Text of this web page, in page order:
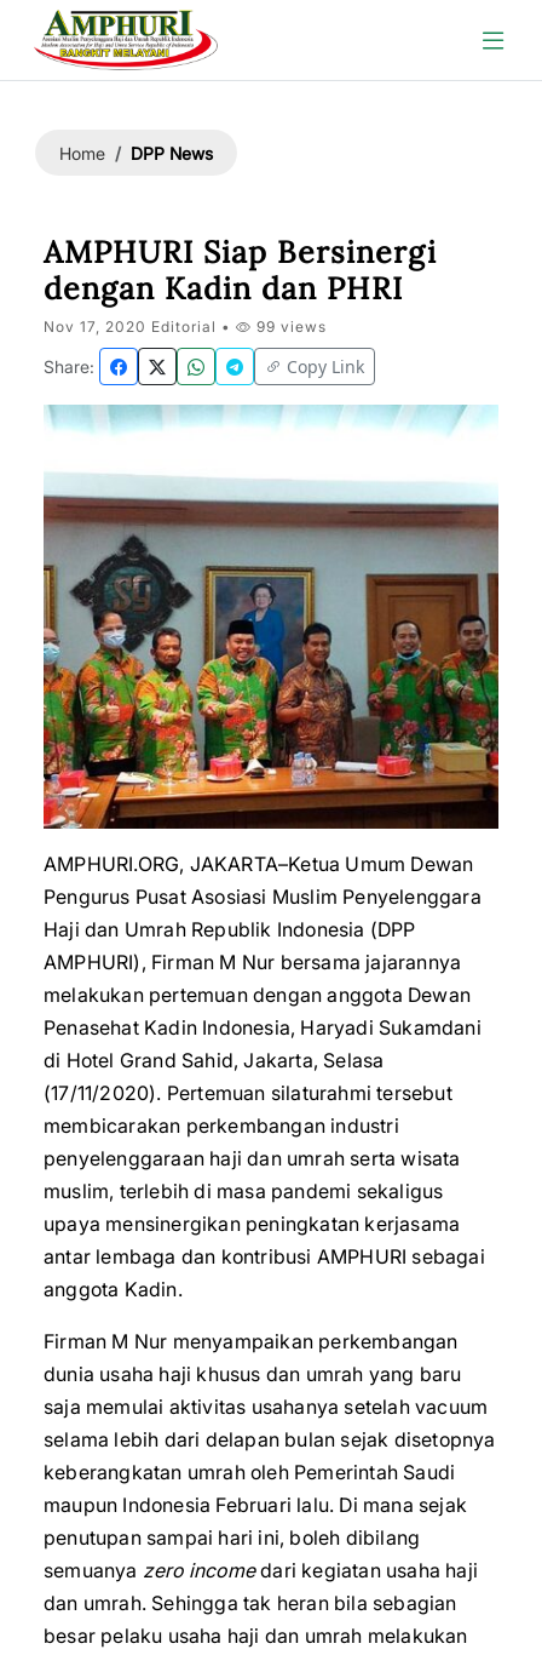
Home DPP News
AMPHURI Siap Bersinergi
dengan Kadin dan PHRI
Nov 17, 2020 Editorial • 99 views
Share: Copy Link
AMPHURI.ORG, JAKARTA–Ketua Umum Dewan
Pengurus Pusat Asosiasi Muslim Penyelenggara
Haji dan Umrah Republik Indonesia (DPP
AMPHURI), Firman M Nur bersama jajarannya
melakukan pertemuan dengan anggota Dewan
Penasehat Kadin Indonesia, Haryadi Sukamdani
di Hotel Grand Sahid, Jakarta, Selasa
(17/11/2020). Pertemuan silaturahmi tersebut
membicarakan perkembangan industri
penyelenggaraan haji dan umrah serta wisata
muslim, terlebih di masa pandemi sekaligus
upaya mensinergikan peningkatan kerjasama
antar lembaga dan kontribusi AMPHURI sebagai
anggota Kadin.
Firman M Nur menyampaikan perkembangan
dunia usaha haji khusus dan umrah yang baru
saja memulai aktivitas usahanya setelah vacuum
selama lebih dari delapan bulan sejak disetopnya
keberangkatan umrah oleh Pemerintah Saudi
maupun Indonesia Februari lalu. Di mana sejak
penutupan sampai hari ini, boleh dibilang
semuanya zero incomedari kegiatan usaha haji
dan umrah. Sehingga tak heran bila sebagian
besar pelaku usaha haji dan umrah melakukan